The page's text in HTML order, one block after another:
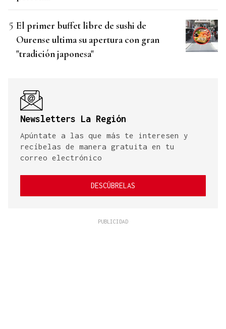
El primer buffet libre de sushi de
Ourense ultima su apertura con gran
"tradición japonesa"
Newsletters La Región
Apúntate a las que más te interesen y
recíbelas de manera gratuita en tu
correo electrónico
DESCÚBRELAS